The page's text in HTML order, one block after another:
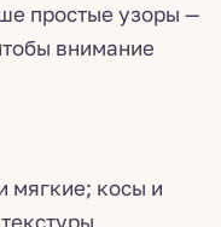
простые узоры —
внимание
мягкие; косы и